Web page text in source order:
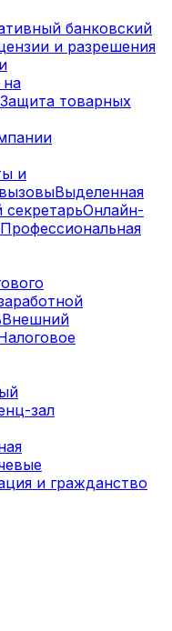
банковский
и разрешения
на
Защита товарных
и
Выделенная
Онлайн-
Профессиональная
Внешний
зал
и гражданство